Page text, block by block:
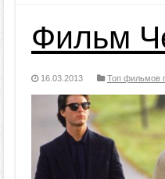
Фильм
16.03.2013 Топ фильмов